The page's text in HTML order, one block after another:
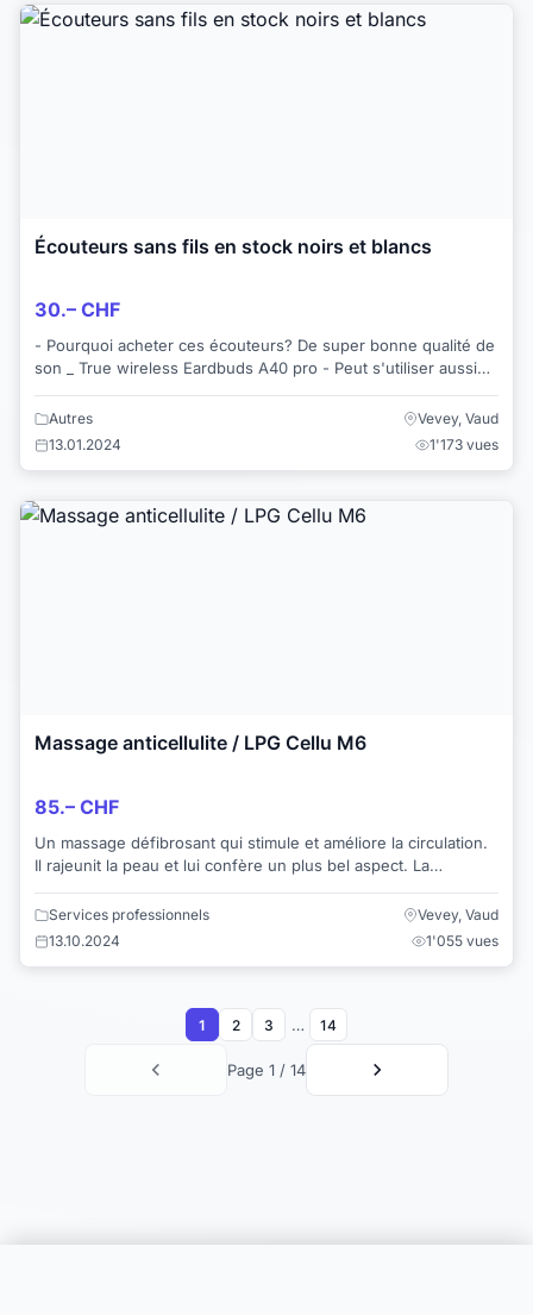
Écouteurs sans fils en stock noirs et blancs
30.– CHF
- Pourquoi acheter ces écouteurs? De super bonne qualité de
son _ True wireless Eardbuds A40 pro - Peut s'utiliser aussi
sur ordinateur, jeux, compat...
Autres
Vevey, Vaud
13.01.2024
1'173 vues
Massage anticellulite / LPG Cellu M6
85.– CHF
Un massage défibrosant qui stimule et améliore la circulation.
Il rajeunit la peau et lui confère un plus bel aspect. La
Services professionnels
Vevey, Vaud
13.10.2024
1'055 vues
Page 1 / 14
1 2 3 … 14